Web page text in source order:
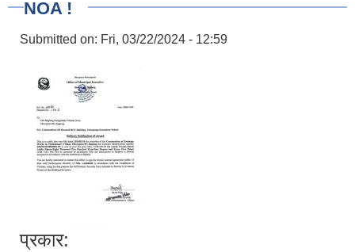
NOA !
Submitted on: Fri, 03/22/2024 - 12:59
प्रकार: